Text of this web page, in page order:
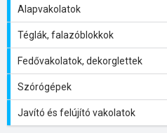
Alapvakolatok
Téglák, falazóblokkok
Fedővakolatok, dekorglettek
Szórógépek
Javító és felújító vakolatok